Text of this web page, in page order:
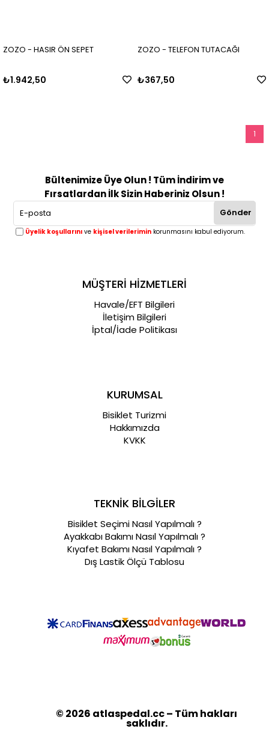
ZOZO - HASIR ÖN SEPET
₺1.942,50
ZOZO - TELEFON TUTACAĞI
₺367,50
1
Bültenimize Üye Olun ! Tüm İndirim ve
Fırsatlardan İlk Sizin Haberiniz Olsun !
Gönder
Üyelik koşullarını ve kişisel verilerimin korunmasını kabul ediyorum.
MÜŞTERİ HİZMETLERİ
Havale/EFT Bilgileri
İletişim Bilgileri
İptal/İade Politikası
KURUMSAL
Bisiklet Turizmi
Hakkımızda
KVKK
TEKNİK BİLGİLER
Bisiklet Seçimi Nasıl Yapılmalı ?
Ayakkabı Bakımı Nasıl Yapılmalı ?
Kıyafet Bakımı Nasıl Yapılmalı ?
Dış Lastik Ölçü Tablosu
© 2026 atlaspedal.cc – Tüm hakları
saklıdır.